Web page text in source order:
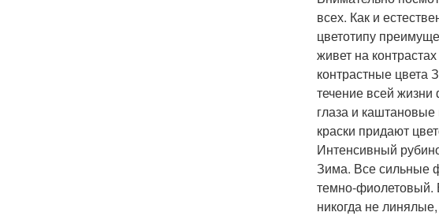
всех. Как и
цветотипу
живет на
контрастные цвета
течение всей жизни
глаза и
краски придают
Интенсивный
Зима. Все сильные
темно-фиолетовый.
никогда не